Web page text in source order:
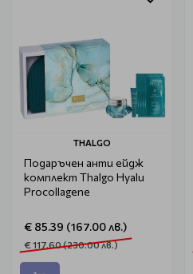
THALGO
Подаръчен анти ейдж
комплект Thalgo Hyalu
Procollagene
€ 85.39 (167.00 лв.)
€ 117.60 (230.00 лв.)